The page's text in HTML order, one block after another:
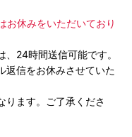
休みをいただいており
24時間送信可能です。
返信をお休みさせていた
ります。ご了承くださ